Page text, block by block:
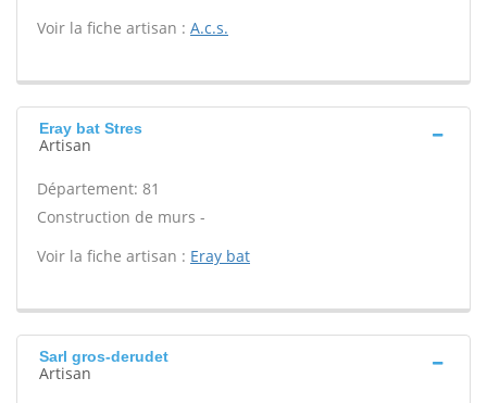
Voir la fiche artisan : A.c.s.
Eray bat Stres
Artisan
Département: 81
Construction de murs -
Voir la fiche artisan : Eray bat
Sarl gros-derudet
Artisan